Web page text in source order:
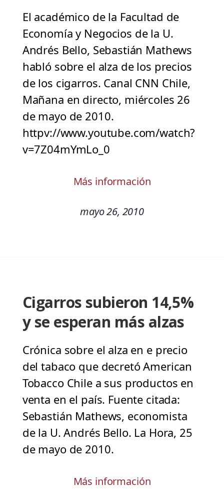
El académico de la Facultad de
Economía y Negocios de la U.
Andrés Bello, Sebastián Mathews
habló sobre el alza de los precios
de los cigarros. Canal CNN Chile,
Mañana en directo, miércoles 26
de mayo de 2010.
httpv://www.youtube.com/watch?
v=7Z04mYmLo_0
Más información
mayo 26, 2010
Cigarros subieron 14,5%
y se esperan más alzas
Crónica sobre el alza en e precio
del tabaco que decretó American
Tobacco Chile a sus productos en
venta en el país. Fuente citada:
Sebastián Mathews, economista
de la U. Andrés Bello. La Hora, 25
de mayo de 2010.
Más información